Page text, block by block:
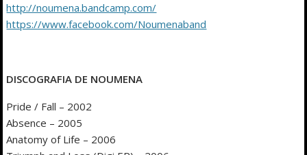
http://noumena.bandcamp.com/
https://www.facebook.com/Noumenaband
DISCOGRAFIA DE NOUMENA
Pride / Fall – 2002
Absence – 2005
Anatomy of Life – 2006